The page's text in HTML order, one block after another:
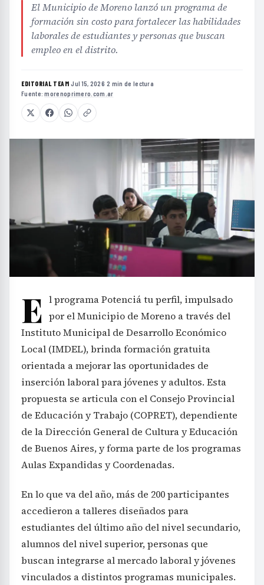
El Municipio de Moreno lanzó un programa de
formación sin costo para fortalecer las habilidades
laborales de estudiantes y personas que buscan
empleo en el distrito.
EDITORIAL TEAM·Jul 15, 2026·2 min de lectura·
Fuente:morenoprimero.com.ar
E l programa Potenciá tu perfil, impulsado
por el Municipio de Moreno a través del
Instituto Municipal de Desarrollo Económico
Local (IMDEL), brinda formación gratuita
orientada a mejorar las oportunidades de
inserción laboral para jóvenes y adultos. Esta
propuesta se articula con el Consejo Provincial
de Educación y Trabajo (COPRET), dependiente
de la Dirección General de Cultura y Educación
de Buenos Aires, y forma parte de los programas
Aulas Expandidas y Coordenadas.
En lo que va del año, más de 200 participantes
accedieron a talleres diseñados para
estudiantes del último año del nivel secundario,
alumnos del nivel superior, personas que
buscan integrarse al mercado laboral y jóvenes
vinculados a distintos programas municipales.